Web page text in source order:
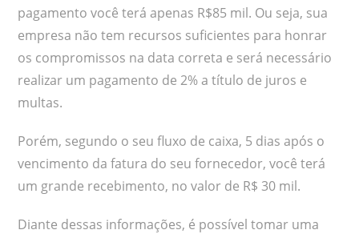
pagamento você terá apenas R$85 mil. Ou seja, sua
empresa não tem recursos suficientes para honrar
os compromissos na data correta e será necessário
realizar um pagamento de 2% a título de juros e
multas.
Porém, segundo o seu fluxo de caixa, 5 dias após o
vencimento da fatura do seu fornecedor, você terá
um grande recebimento, no valor de R$ 30 mil.
Diante dessas informações, é possível tomar uma